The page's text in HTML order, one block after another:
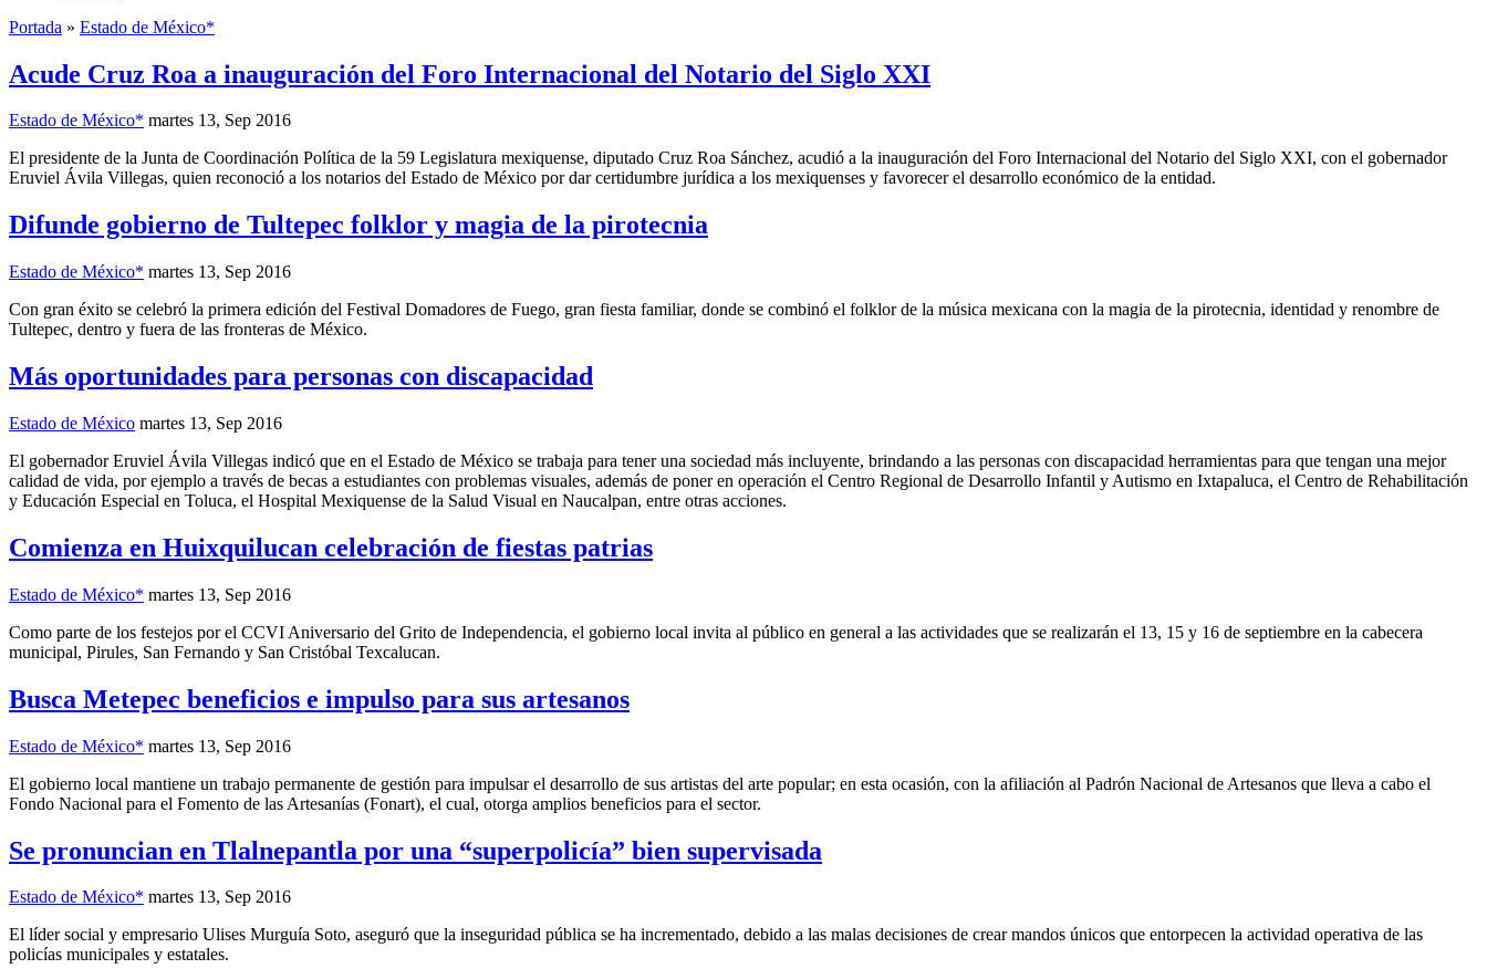
Portada » Estado de México*
Acude Cruz Roa a inauguración del Foro Internacional del Notario del Siglo XXI
Estado de México* martes 13, Sep 2016
El presidente de la Junta de Coordinación Política de la 59 Legislatura mexiquense, diputado Cruz Roa Sánchez, acudió a la inauguración del Foro Internacional del Notario del Siglo XXI, con el gobernador
Eruviel Ávila Villegas, quien reconoció a los notarios del Estado de México por dar certidumbre jurídica a los mexiquenses y favorecer el desarrollo económico de la entidad.
Difunde gobierno de Tultepec folklor y magia de la pirotecnia
Estado de México* martes 13, Sep 2016
Con gran éxito se celebró la primera edición del Festival Domadores de Fuego, gran fiesta familiar, donde se combinó el folklor de la música mexicana con la magia de la pirotecnia, identidad y renombre de
Tultepec, dentro y fuera de las fronteras de México.
Más oportunidades para personas con discapacidad
Estado de México martes 13, Sep 2016
El gobernador Eruviel Ávila Villegas indicó que en el Estado de México se trabaja para tener una sociedad más incluyente, brindando a las personas con discapacidad herramientas para que tengan una mejor
calidad de vida, por ejemplo a través de becas a estudiantes con problemas visuales, además de poner en operación el Centro Regional de Desarrollo Infantil y Autismo en Ixtapaluca, el Centro de Rehabilitación
y Educación Especial en Toluca, el Hospital Mexiquense de la Salud Visual en Naucalpan, entre otras acciones.
Comienza en Huixquilucan celebración de fiestas patrias
Estado de México* martes 13, Sep 2016
Como parte de los festejos por el CCVI Aniversario del Grito de Independencia, el gobierno local invita al público en general a las actividades que se realizarán el 13, 15 y 16 de septiembre en la cabecera
municipal, Pirules, San Fernando y San Cristóbal Texcalucan.
Busca Metepec beneficios e impulso para sus artesanos
Estado de México* martes 13, Sep 2016
El gobierno local mantiene un trabajo permanente de gestión para impulsar el desarrollo de sus artistas del arte popular; en esta ocasión, con la afiliación al Padrón Nacional de Artesanos que lleva a cabo el
Fondo Nacional para el Fomento de las Artesanías (Fonart), el cual, otorga amplios beneficios para el sector.
Se pronuncian en Tlalnepantla por una “superpolicía” bien supervisada
Estado de México* martes 13, Sep 2016
El líder social y empresario Ulises Murguía Soto, aseguró que la inseguridad pública se ha incrementado, debido a las malas decisiones de crear mandos únicos que entorpecen la actividad operativa de las
policías municipales y estatales.